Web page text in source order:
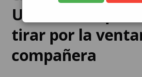
Universidad por
tirar por la
compañera